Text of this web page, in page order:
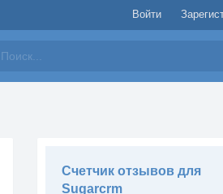
Войти
Счетчик отзывов для
Sugarcrm